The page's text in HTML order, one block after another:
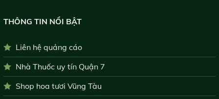
THÔNG TIN NỔI BẬT
Liên hệ quảng cáo
Nhà Thuốc uy tín Quận 7
Shop hoa tươi Vũng Tàu